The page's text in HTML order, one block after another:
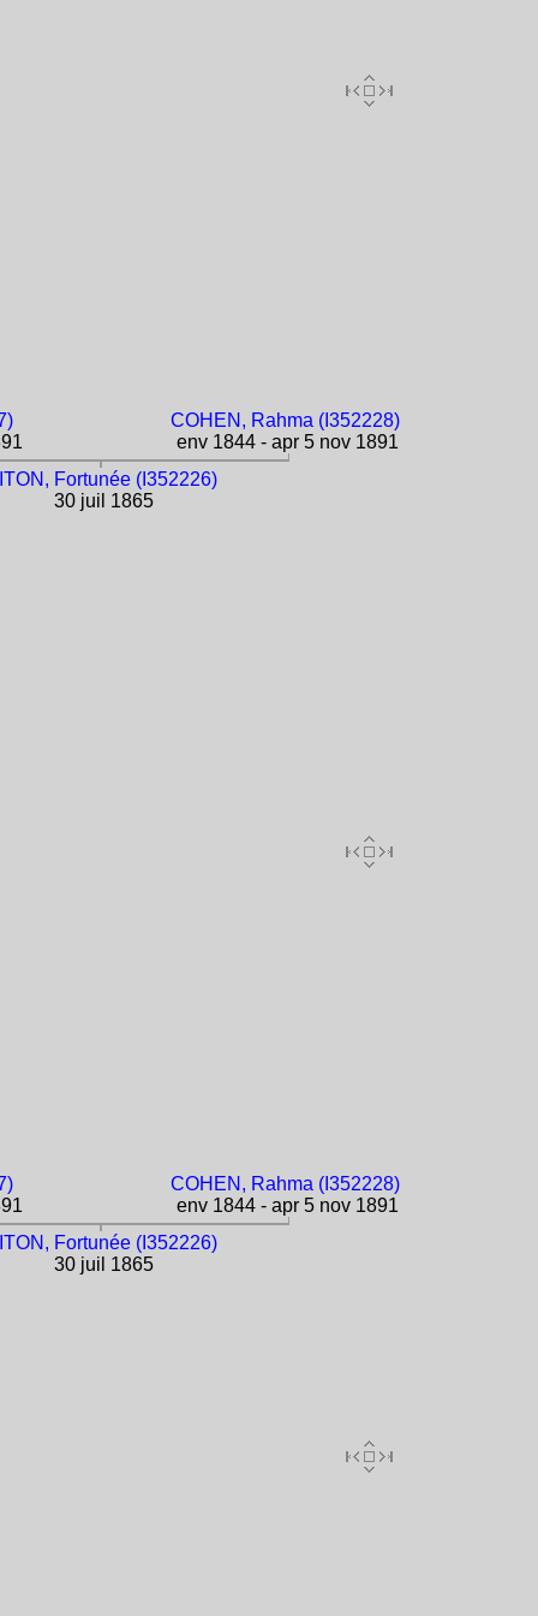
COHEN, Rahma (I352228)
env 1844 - apr 5 nov 1891
Fortunée (I352226)
30 juil 1865
COHEN, Rahma (I352228)
env 1844 - apr 5 nov 1891
Fortunée (I352226)
30 juil 1865